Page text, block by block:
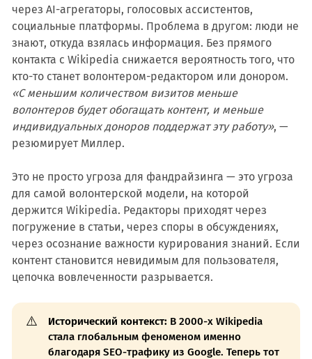
через AI-агрегаторы, голосовых ассистентов,
социальные платформы. Проблема в другом: люди не
знают, откуда взялась информация. Без прямого
контакта с Wikipedia снижается вероятность того, что
кто-то станет волонтером-редактором или донором.
«С меньшим количеством визитов меньше
волонтеров будет обогащать контент, и меньше
индивидуальных доноров поддержат эту работу», —
резюмирует Миллер.
Это не просто угроза для фандрайзинга — это угроза
для самой волонтерской модели, на которой
держится Wikipedia. Редакторы приходят через
погружение в статьи, через споры в обсуждениях,
через осознание важности курирования знаний. Если
контент становится невидимым для пользователя,
цепочка вовлеченности разрывается.
⚠️ Исторический контекст: В 2000-х Wikipedia
стала глобальным феноменом именно
благодаря SEO-трафику из Google. Теперь тот